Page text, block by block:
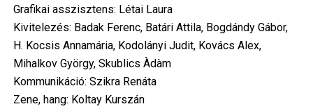
Grafikai asszisztens: Létai Laura
Kivitelezés: Badak Ferenc, Batári Attila, Bogdándy Gábor,
H. Kocsis Annamária, Kodolányi Judit, Kovács Alex,
Mihalkov György, Skublics Àdàm
Kommunikáció: Szikra Renáta
Zene, hang: Koltay Kurszán